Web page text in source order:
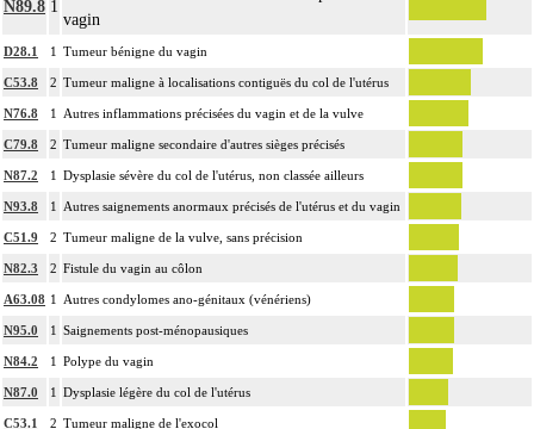
N89.8 1
vagin
D28.1 1 Tumeur bénigne du vagin
C53.8 2 Tumeur maligne à localisations contiguës du col de l'utérus
N76.8 1 Autres inflammations précisées du vagin et de la vulve
C79.8 2 Tumeur maligne secondaire d'autres sièges précisés
N87.2 1 Dysplasie sévère du col de l'utérus, non classée ailleurs
N93.8 1 Autres saignements anormaux précisés de l'utérus et du vagin
C51.9 2 Tumeur maligne de la vulve, sans précision
N82.3 2 Fistule du vagin au côlon
A63.08 1 Autres condylomes ano-génitaux (vénériens)
N95.0 1 Saignements post-ménopausiques
N84.2 1 Polype du vagin
N87.0 1 Dysplasie légère du col de l'utérus
C53.1 2 Tumeur maligne de l'exocol